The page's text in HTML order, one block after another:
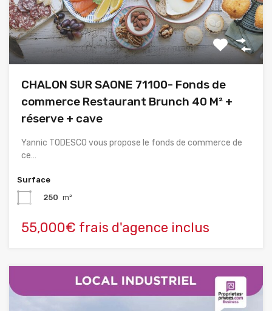
CHALON SUR SAONE 71100- Fonds de
commerce Restaurant Brunch 40 M² +
réserve + cave
Yannic TODESCO vous propose le fonds de commerce de
ce…
Surface
250 m²
55,000€ frais d'agence inclus